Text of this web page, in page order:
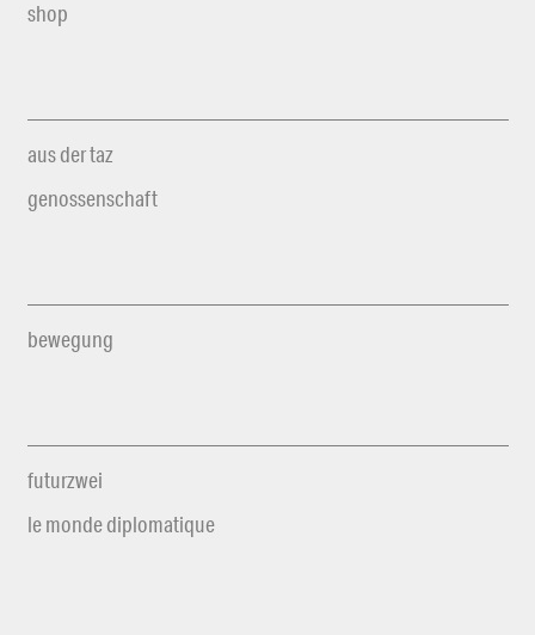
shop
aus der taz
genossenschaft
bewegung
futurzwei
le monde diplomatique